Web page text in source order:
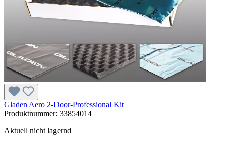
Gladen Aero 2-Door-Professional Kit
Produktnummer: 33854014
Aktuell nicht lagernd